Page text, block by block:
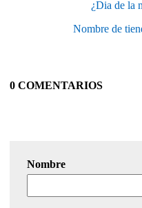
¿Dia de la
Nombre de
0 COMENTARIOS
Nombre